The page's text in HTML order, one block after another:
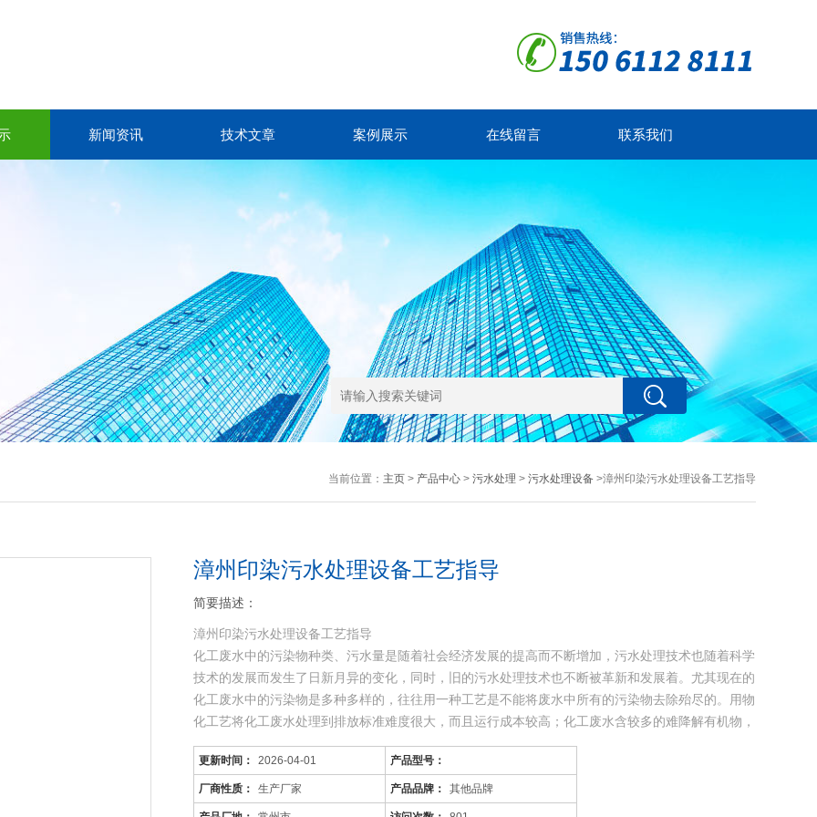
新闻资讯 技术文章 案例展示 在线留言 联系我们
当前位置： 主页> 产品中心> 污水处理 > 污水处理设备>漳州印染污水处理设备工艺指导
漳州印染污水处理设备工艺指导
简要描述：
漳州印染污水处理设备工艺指导
化工废水中的污染物种类、污水量是随着社会经济发展的提高而不断增加，污水处理技术也随着科学
技术的发展而发生了日新月异的变化，同时，旧的污水处理技术也不断被革新和发展着。尤其现在的
化工废水中的污染物是多种多样的，往往用一种工艺是不能将废水中所有的污染物去除殆尽的。用物
化工艺将化工废水处理到排放标准难度很大，而且运行成本较高；化工废水含较多的难降解有机物，
可生化性差，而且
更新时间： 2026-04-01 产品型号：
厂商性质： 生产厂家 产品品牌： 其他品牌